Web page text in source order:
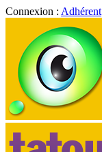
Connexion : Adhérent